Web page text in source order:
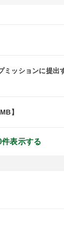
ッションに提出
】
表示する